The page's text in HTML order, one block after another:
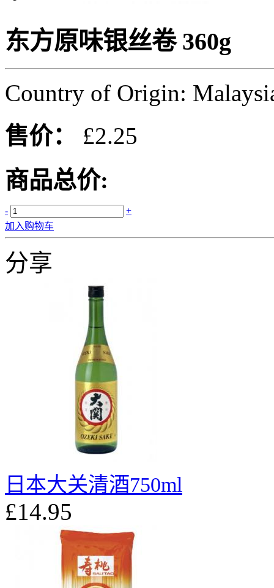
东方原味银丝卷 360g
Country of Origin:
售价：
£2.25
商品总价:
-
+
加入购物车
分享
日本大关清酒750ml
£14.95